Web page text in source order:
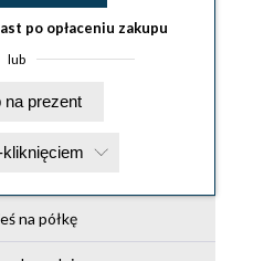
po opłaceniu zakupu
lub
Kup na prezent
kliknięciem
na półkę